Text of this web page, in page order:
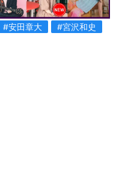
#安田章大 #宮沢和史